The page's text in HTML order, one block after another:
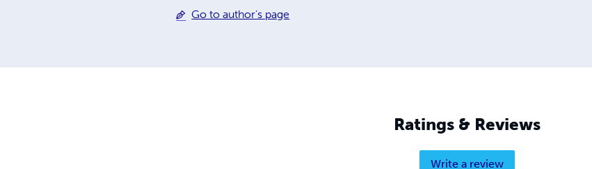
Go to author's page
Ratings & Reviews
Write a review